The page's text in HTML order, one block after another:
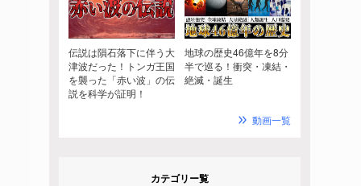
伝説は隕石落下に伴う大
津波だった！トンガ王国
を襲った「赤い波」の伝
説を科学が証明！
地球の歴史46億年を8分
半で巡る！衝突・凍結・
絶滅・誕生
動画一覧
カテゴリー覧